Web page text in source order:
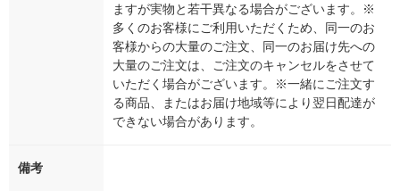
ますが実物と若干異なる場合がございます。※
多くのお客様にご利用いただくため、同一のお
客様からの大量のご注文、同一のお届け先への
大量のご注文は、ご注文のキャンセルをさせて
いただく場合がございます。※一緒にご注文す
る商品、またはお届け地域等により翌日配達が
できない場合があります。
備考